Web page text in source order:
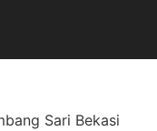
Sari Bekasi